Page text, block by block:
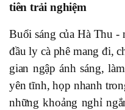
tiên trải nghiệm
Buổi sáng của Hà Thu -
đầu ly cà phê mang đi,
gian ngập ánh sáng,
yên tĩnh, họp nhanh
những khoảng nghỉ